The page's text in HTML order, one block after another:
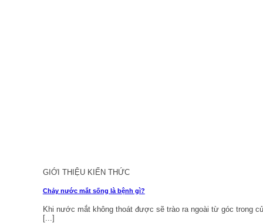
GIỚI THIỆU KIẾN THỨC
Chảy nước mắt sống là bệnh gì?
Khi nước mắt không thoát được sẽ trào ra ngoài từ góc trong
[...]